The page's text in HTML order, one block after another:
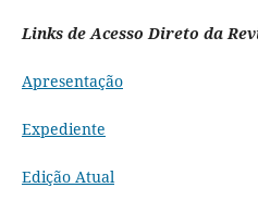
Links de Acesso Direto da
Apresentação
Expediente
Edição Atual